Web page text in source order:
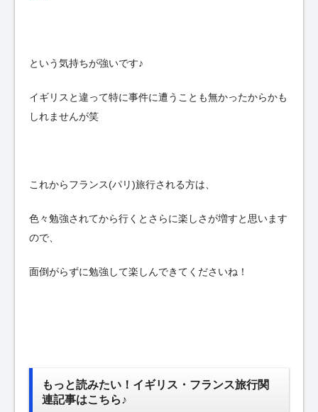
という気持ちが強いです♪
イギリスと違って特に事件に遭うことも無かったからかも
しれませんが笑
これからフランス(パリ)旅行される方は、
色々勉強されてから行くとさらに楽しさが増すと思います
ので、
面倒がらずに勉強して楽しんできてくださいね！
もっと読みたい！イギリス・フランス旅行関
連記事はこちら♪